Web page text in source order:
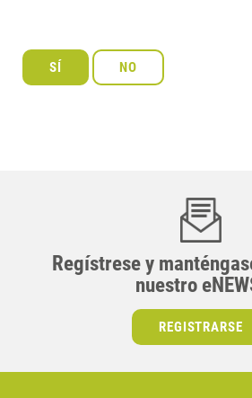
Regístrese y
nuestro
REGISTRARSE